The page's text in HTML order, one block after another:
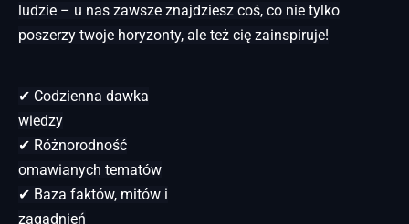
ludzie – u nas zawsze znajdziesz coś, co nie tylko
poszerzy twoje horyzonty, ale też cię zainspiruje!
✔ Codzienna dawka
wiedzy
✔ Różnorodność
omawianych tematów
✔ Baza faktów, mitów i
zagadnień